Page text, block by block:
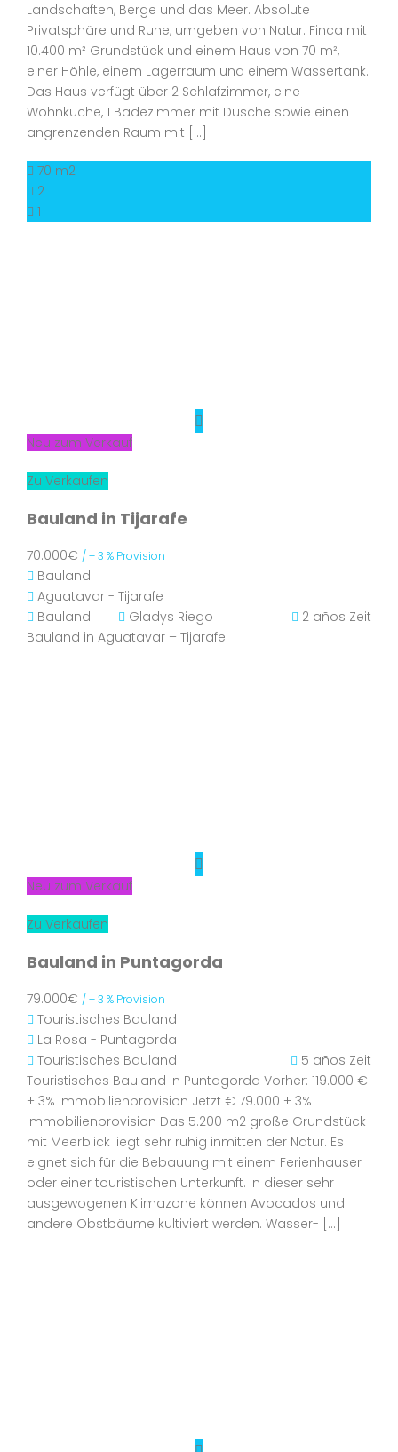
Landschaften, Berge und das Meer. Absolute
Privatsphäre und Ruhe, umgeben von Natur. Finca mit
10.400 m² Grundstück und einem Haus von 70 m²,
einer Höhle, einem Lagerraum und einem Wassertank.
Das Haus verfügt über 2 Schlafzimmer, eine
Wohnküche, 1 Badezimmer mit Dusche sowie einen
angrenzenden Raum mit […]
70 m2
2
1
Neu zum Verkauf
Zu Verkaufen
Bauland in Tijarafe
70.000€ / + 3 % Provision
Bauland
Aguatavar - Tijarafe
Bauland
Gladys Riego
2 años Zeit
Bauland in Aguatavar – Tijarafe
Neu zum Verkauf
Zu Verkaufen
Bauland in Puntagorda
79.000€ / + 3 % Provision
Touristisches Bauland
La Rosa - Puntagorda
Touristisches Bauland
5 años Zeit
Touristisches Bauland in Puntagorda Vorher: 119.000 €
+ 3% Immobilienprovision Jetzt € 79.000 + 3%
Immobilienprovision Das 5.200 m2 große Grundstück
mit Meerblick liegt sehr ruhig inmitten der Natur. Es
eignet sich für die Bebauung mit einem Ferienhauser
oder einer touristischen Unterkunft. In dieser sehr
ausgewogenen Klimazone können Avocados und
andere Obstbäume kultiviert werden. Wasser- […]